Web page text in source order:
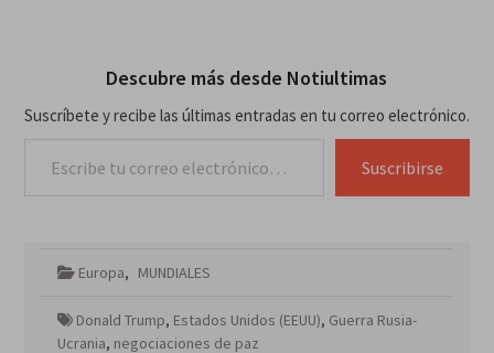
Descubre más desde Notiultimas
Suscríbete y recibe las últimas entradas en tu correo electrónico.
Suscribirse
Europa, MUNDIALES
Donald Trump, Estados Unidos (EEUU), Guerra Rusia-
Ucrania, negociaciones de paz